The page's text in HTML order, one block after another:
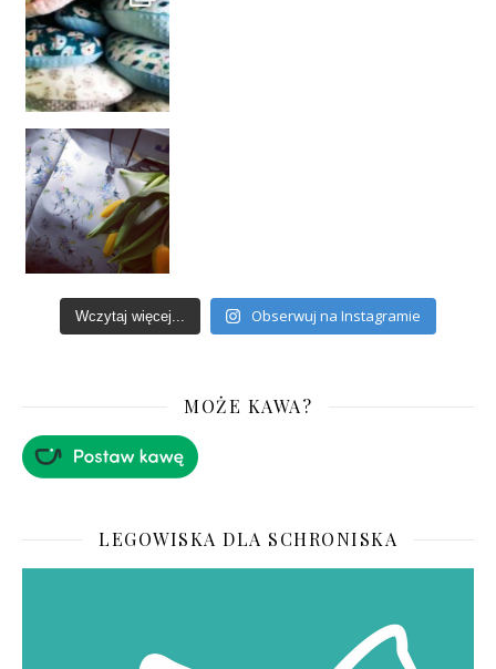
Wczytaj więcej... Obserwuj na Instagramie
MOŻE KAWA?
LEGOWISKA DLA SCHRONISKA